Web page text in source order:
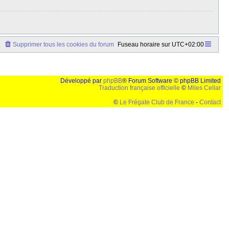
Fuseau horaire sur UTC+02:00
Supprimer tous les cookies du forum
Développé par phpBB® Forum Software © phpBB Limited
Traduction française officielle © Miles Cellar
© Le Frégate Club de France - Contact